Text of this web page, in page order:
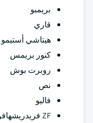
بريمبو
قاري
هيتاشي أستيمو
كنور بريمس
روبرت بوش
نص
فاليو
ZF فريدريشهافن